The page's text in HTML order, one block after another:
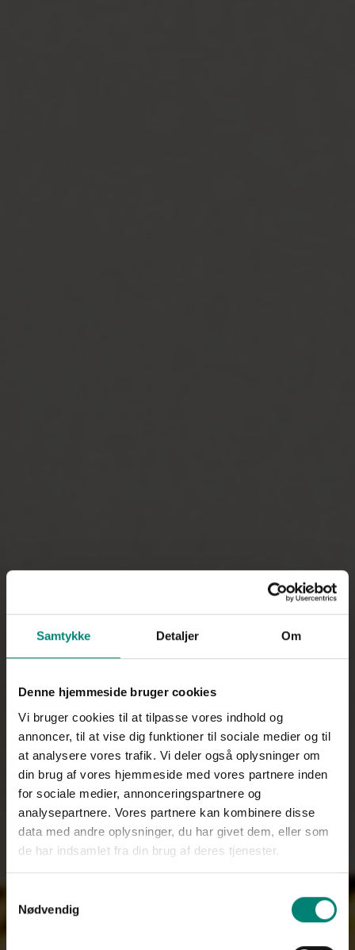
Samtykke Detaljer Om
Denne hjemmeside bruger cookies
Vi bruger cookies til at tilpasse vores indhold og
annoncer, til at vise dig funktioner til sociale medier og til
at analysere vores trafik. Vi deler også oplysninger om
din brug af vores hjemmeside med vores partnere inden
for sociale medier, annonceringspartnere og
analysepartnere. Vores partnere kan kombinere disse
data med andre oplysninger, du har givet dem, eller som
de har indsamlet fra din brug af deres tjenester.
Nødvendig